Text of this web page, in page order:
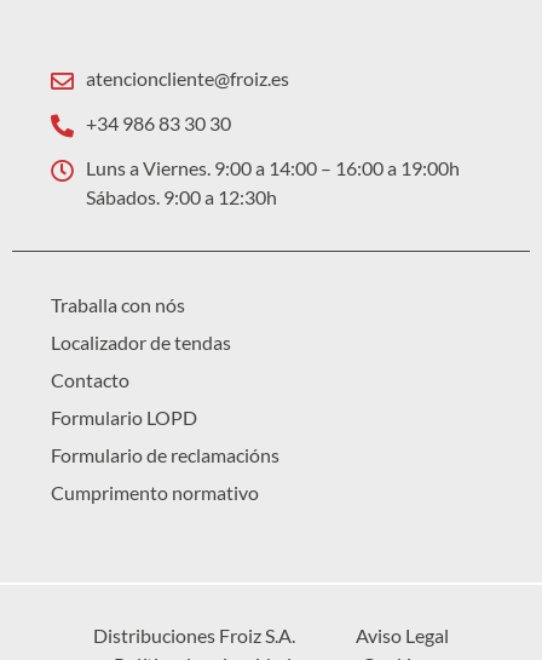
atencioncliente@froiz.es
+34 986 83 30 30
Luns a Viernes. 9:00 a 14:00 – 16:00 a 19:00h
Sábados. 9:00 a 12:30h
Traballa con nós
Localizador de tendas
Contacto
Formulario LOPD
Formulario de reclamacións
Cumprimento normativo
Distribuciones Froiz S.A.
Aviso Legal